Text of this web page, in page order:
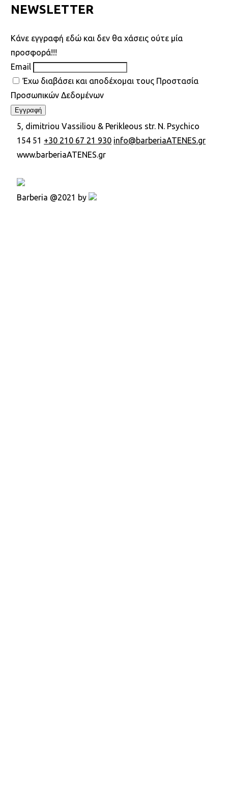
NEWSLETTER
Kάνε εγγραφή εδώ και δεν θα χάσεις ούτε μία
προσφορά!!!
Email
Έχω διαβάσει και αποδέχομαι τους Προστασία
Προσωπικών Δεδομένων
5, dimitriou Vassiliou & Perikleous str. N. Psychico
154 51 +30 210 67 21 930 info@barberiaATENES.gr
www.barberiaATENES.gr
Barberia @2021 by